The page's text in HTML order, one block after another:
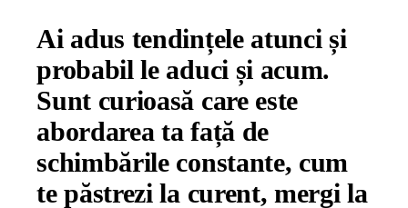
Ai adus tendințele atunci și
probabil le aduci și acum.
Sunt curioasă care este
abordarea ta față de
schimbările constante, cum
te păstrezi la curent, mergi la